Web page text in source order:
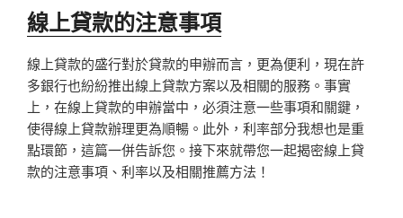
線上貸款的注意事項
線上貸款的盛行對於貸款的申辦而言，更為便利，現在許
多銀行也紛紛推出線上貸款方案以及相關的服務。事實
上，在線上貸款的申辦當中，必須注意一些事項和關鍵，
使得線上貸款辦理更為順暢。此外，利率部分我想也是重
點環節，這篇一併告訴您。接下來就帶您一起揭密線上貸
款的注意事項、利率以及相關推薦方法！